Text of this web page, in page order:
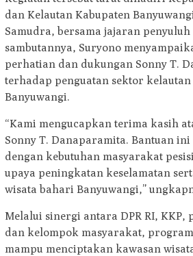
dan Kelautan Kabupaten
Samudra, bersama jajaran
sambutannya, Suryono
perhatian dan dukungan Sonny T.
terhadap penguatan sektor
Banyuwangi.
“Kami mengucapkan terima kasih
Sonny T. Danaparamita. Bantuan ini
dengan kebutuhan masyarakat
upaya peningkatan keselamatan
wisata bahari Banyuwangi,”
Melalui sinergi antara DPR RI, KKP,
dan kelompok masyarakat,
mampu menciptakan kawasan